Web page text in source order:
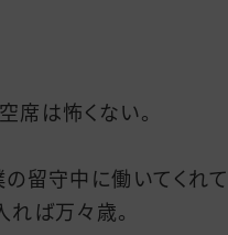
席は怖くない。
の留守中に働いてくれて
ば万々歳。